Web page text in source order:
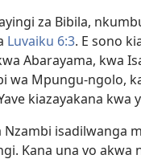
za Bibila,
Luvaiku 6:3. E sono
Abarayama, kwa
wa Mpungu-ngolo,
kiazayakana kwa
Nzambi isadilwanga
Kana una vo akwa